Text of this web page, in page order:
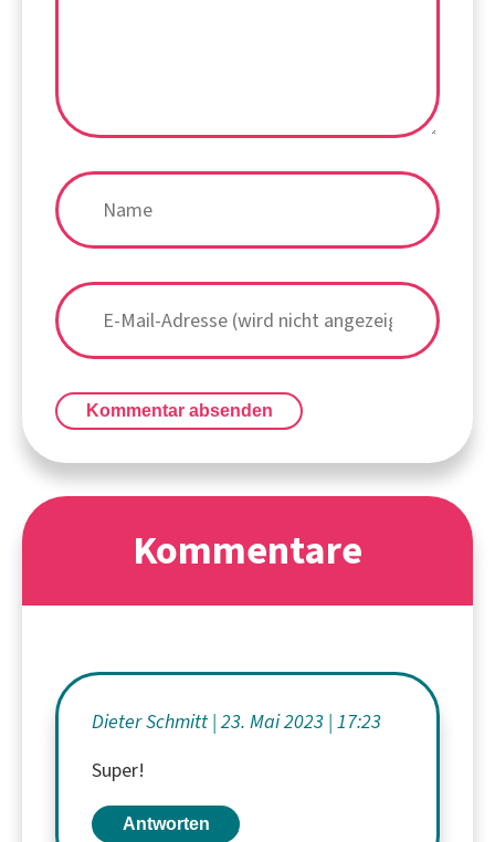
Kommentar absenden
Kommentare
Dieter Schmitt 23. Mai 2023 17:23
Super!
Antworten